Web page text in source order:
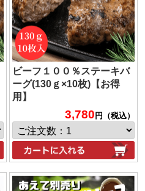
ビーフ１００％ステーキバ
ーグ(130ｇ×10枚)【お得
用】
3,780円（税込）